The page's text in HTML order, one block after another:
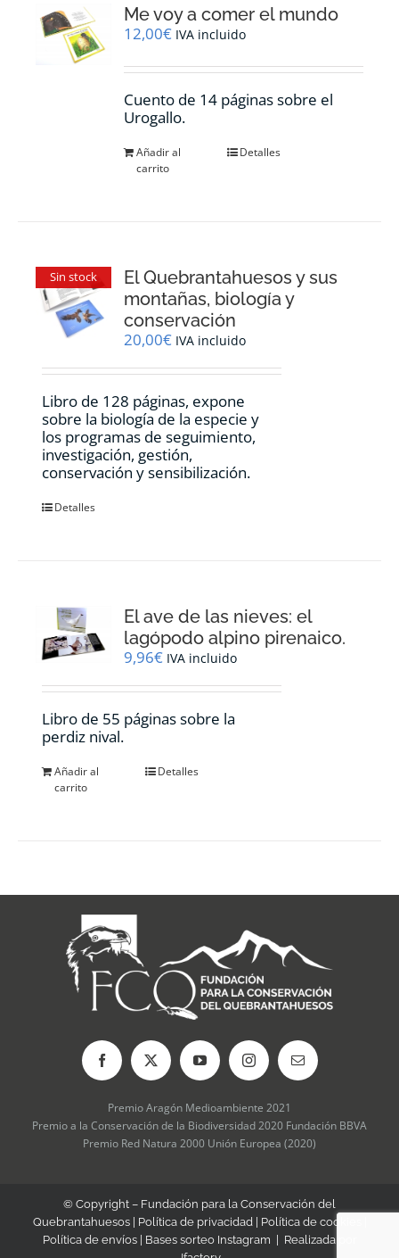
Me voy a comer el mundo
12,00€ IVA incluido
Cuento de 14 páginas sobre el
Urogallo.
Añadir al
carrito
Detalles
Sin stock
El Quebrantahuesos y sus
montañas, biología y
conservación
20,00€ IVA incluido
Libro de 128 páginas, expone
sobre la biología de la especie y
los programas de seguimiento,
investigación, gestión,
conservación y sensibilización.
Detalles
El ave de las nieves: el
lagópodo alpino pirenaico.
9,96€ IVA incluido
Libro de 55 páginas sobre la
perdiz nival.
Añadir al
carrito
Detalles
Premio Aragón Medioambiente 2021
Premio a la Conservación de la Biodiversidad 2020 Fundación BBVA
Premio Red Natura 2000 Unión Europea (2020)
© Copyright – Fundación para la Conservación del
Quebrantahuesos | Política de privacidad | Política de cookies
Política de envíos| Bases sorteo Instagram | Realizada por